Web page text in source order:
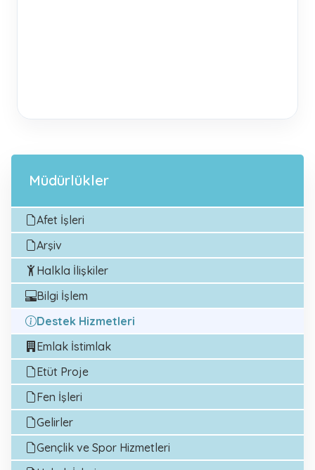
Müdürlükler
Afet İşleri
Arşiv
Halkla İlişkiler
Bilgi İşlem
Destek Hizmetleri
Emlak İstimlak
Etüt Proje
Fen İşleri
Gelirler
Gençlik ve Spor Hizmetleri